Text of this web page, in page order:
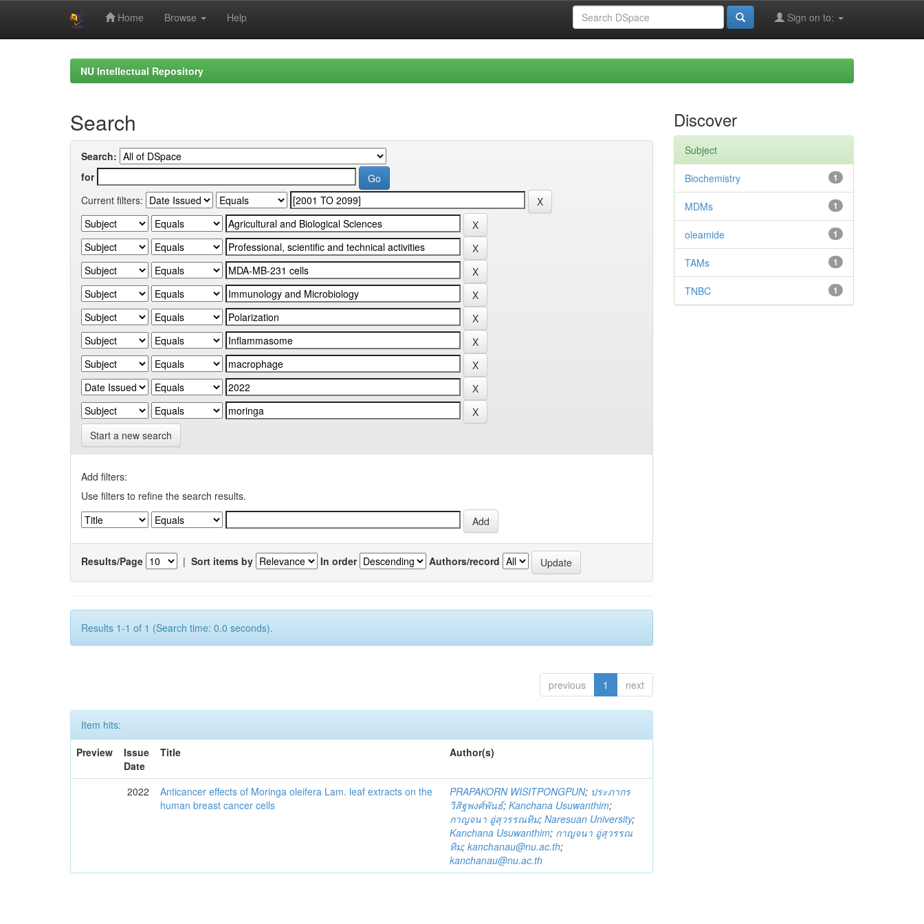
Home Browse Help Sign on to:
NU Intellectual Repository
Search
Search:
for
Current filters:
Start a new search
Add filters:
Use filters to refine the search results.
Results/Page | Sort items by In order Authors/record
Results 1-1 of 1 (Search time: 0.0 seconds).
previous 1 next
Item hits:
Preview
Issue
Date
Title Author(s)
2022
Anticancer effects of Moringa oleifera Lam. leaf extracts on the
human breast cancer cells
PRAPAKORN WISITPONGPUN; ประภากร
วิสิฐพงศ์พันธ์;Kanchana Usuwanthim;
กาญจนา อู่สุวรรณทิม;Naresuan University;
Kanchana Usuwanthim; กาญจนา อู่สุวรรณ
ทิม;kanchanau@nu.ac.th;
kanchanau@nu.ac.th
Discover
Subject
1
Biochemistry
1
MDMs
1
oleamide
1
TAMs
1
TNBC